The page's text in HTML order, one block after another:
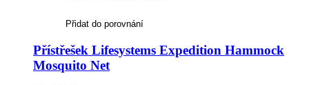
Přidat do porovnání
Přístřešek Lifesystems Expedition Hammock
Mosquito Net